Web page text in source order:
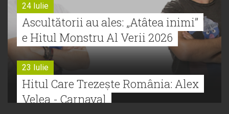
24 Iulie
Ascultătorii au ales: „Atâtea inimi”
e Hitul Monstru Al Verii 2026
23 Iulie
Hitul Care Trezește România: Alex
Velea - Carnaval